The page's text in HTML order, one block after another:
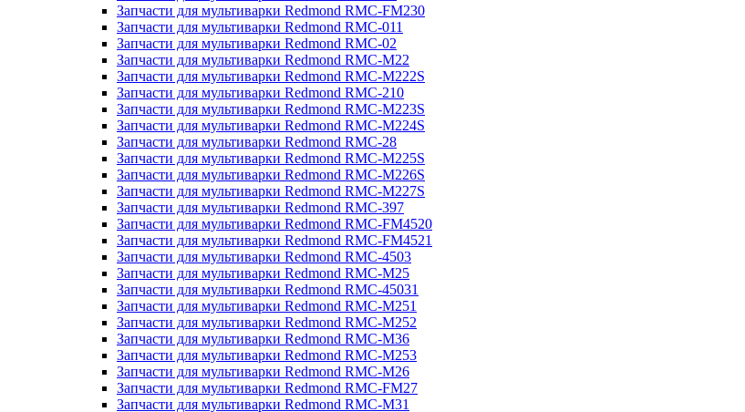
Запчасти для мультиварки Redmond RMC-FM230
Запчасти для мультиварки Redmond RMC-011
Запчасти для мультиварки Redmond RMC-02
Запчасти для мультиварки Redmond RMC-M22
Запчасти для мультиварки Redmond RMC-M222S
Запчасти для мультиварки Redmond RMC-210
Запчасти для мультиварки Redmond RMC-M223S
Запчасти для мультиварки Redmond RMC-M224S
Запчасти для мультиварки Redmond RMC-28
Запчасти для мультиварки Redmond RMC-M225S
Запчасти для мультиварки Redmond RMC-M226S
Запчасти для мультиварки Redmond RMC-M227S
Запчасти для мультиварки Redmond RMC-397
Запчасти для мультиварки Redmond RMC-FM4520
Запчасти для мультиварки Redmond RMC-FM4521
Запчасти для мультиварки Redmond RMC-4503
Запчасти для мультиварки Redmond RMC-M25
Запчасти для мультиварки Redmond RMC-45031
Запчасти для мультиварки Redmond RMC-M251
Запчасти для мультиварки Redmond RMC-M252
Запчасти для мультиварки Redmond RMC-M36
Запчасти для мультиварки Redmond RMC-M253
Запчасти для мультиварки Redmond RMC-M26
Запчасти для мультиварки Redmond RMC-FM27
Запчасти для мультиварки Redmond RMC-M31